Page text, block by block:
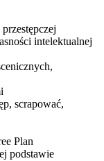
intelektualnej
scrapować,
Plan
podstawie